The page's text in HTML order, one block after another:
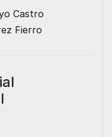
Castro
Fierro